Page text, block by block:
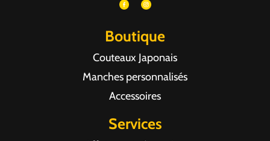
Boutique
Couteaux Japonais
Manches personnalisés
Accessoires
Services